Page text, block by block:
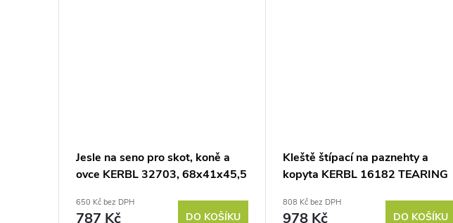
Jesle na seno pro skot, koně a
ovce KERBL 32703, 68x41x45,5
650 Kč bez DPH
787 Kč DO KOŠÍKU
Kleště štípací na paznehty a
kopyta KERBL 16182 TEARING
808 Kč bez DPH
978 Kč DO KOŠÍKU